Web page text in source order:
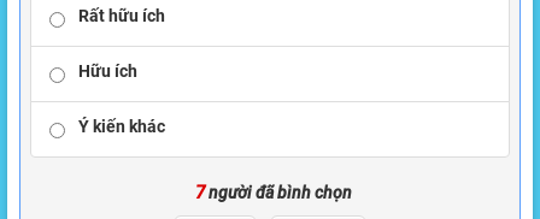
Rất hữu ích
Hữu ích
Ý kiến khác
7người đã bình chọn